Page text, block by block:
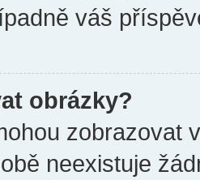
váš
obrázky?
zobrazovat
neexistuje